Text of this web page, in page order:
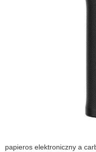
papieros elektroniczny a